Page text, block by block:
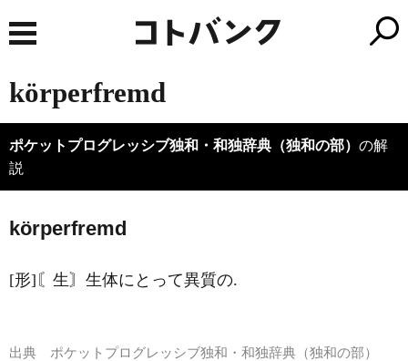
körperfremd
ポケットプログレッシブ独和・和独辞典（独和の部） の解
説
körperfremd
[形]〘生〙生体にとって異質の.
出典 ポケットプログレッシブ独和・和独辞典（独和の部）